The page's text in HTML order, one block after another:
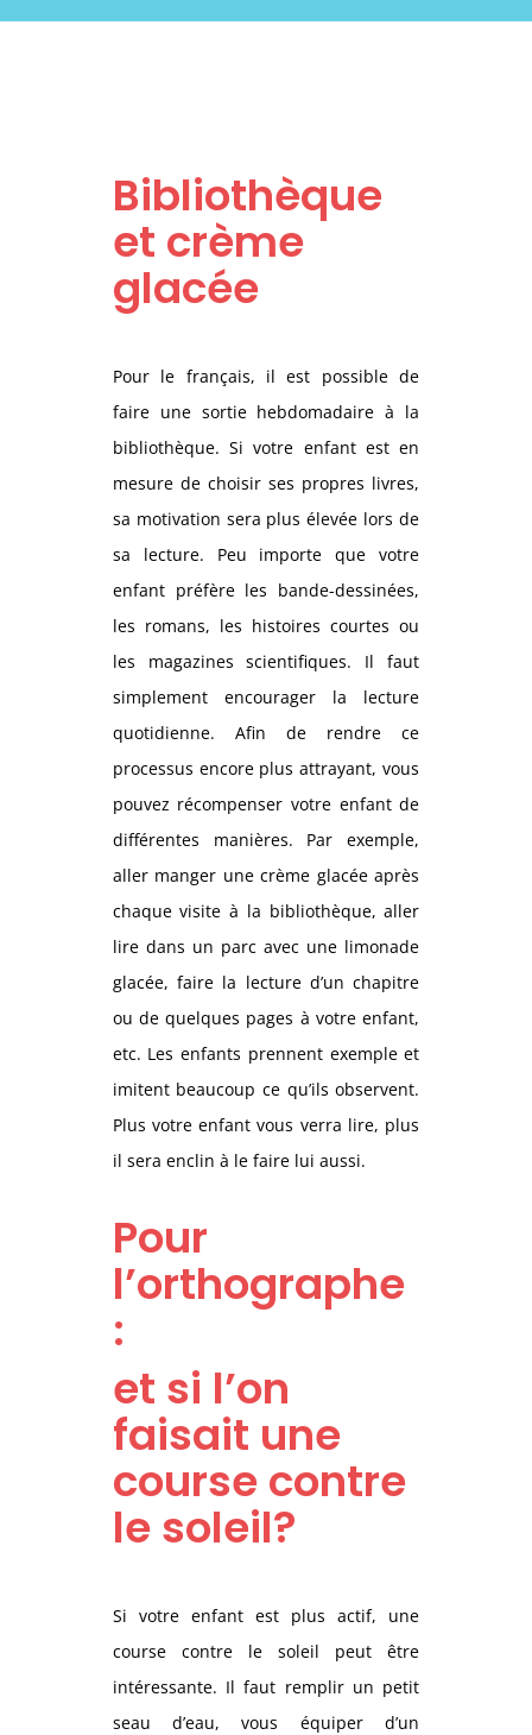
Bibliothèque
et crème
glacée
Pour le français, il est possible de
faire une sortie hebdomadaire à la
bibliothèque. Si votre enfant est en
mesure de choisir ses propres livres,
sa motivation sera plus élevée lors de
sa lecture. Peu importe que votre
enfant préfère les bande-dessinées,
les romans, les histoires courtes ou
les magazines scientifiques. Il faut
simplement encourager la lecture
quotidienne. Afin de rendre ce
processus encore plus attrayant, vous
pouvez récompenser votre enfant de
différentes manières. Par exemple,
aller manger une crème glacée après
chaque visite à la bibliothèque, aller
lire dans un parc avec une limonade
glacée, faire la lecture d’un chapitre
ou de quelques pages à votre enfant,
etc. Les enfants prennent exemple et
imitent beaucoup ce qu’ils observent.
Plus votre enfant vous verra lire, plus
il sera enclin à le faire lui aussi.
Pour
l’orthographe
:
et si l’on
faisait une
course contre
le soleil?
Si votre enfant est plus actif, une
course contre le soleil peut être
intéressante. Il faut remplir un petit
seau d’eau, vous équiper d’un